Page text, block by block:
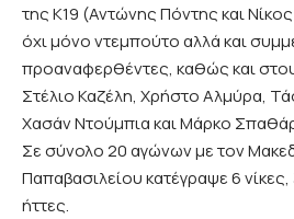
της Κ19 (Αντώνης Πόντης και
όχι μόνο ντεμπούτο αλλά και
προαναφερθέντες, καθώς και
Στέλιο Καζέλη, Χρήστο Αλμύρα,
Χασάν Ντούμπια και Μάρκο
Σε σύνολο 20 αγώνων με τον
Παπαβασιλείου κατέγραψε 6 νίκες,
ήττες.